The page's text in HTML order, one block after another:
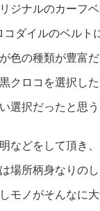
ジナルのカーフ
ダイルのベルト
色の種類が豊富
クロコを選択し
選択だったと思う
などをして頂き
場所柄身なりの
モノがそんなに